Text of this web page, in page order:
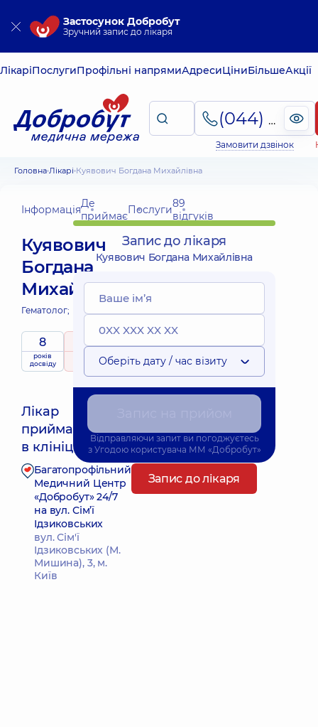
Застосунок Добробут
Зручний запис до лікаря
ЛікаріПослугиПрофільні напрямиАдресиЦіниБільшеАкції
(044) 495-2-888
Замовити дзвінок
Головна Лікарі Куявович Богдана Михайлівна
ІнформаціяДе
приймаєПослуги89
відгуків
Куявович
Богдана
Михайлівна
Гематолог;
8
років
досвіду
5 / 5
рейтингна підставі
89 відгуків
Лікар
приймає
в клініці
Найближчий час прийому: 15.08.2026 11:30
Багатопрофільний
Медичний Центр
«Добробут» 24/7
на вул. Сім’ї
Ідзиковських
вул. Сім'ї
Ідзиковських (М.
Мишина), 3, м.
Київ
Запис до лікаря
Запис до лікаря
Куявович Богдана Михайлівна
Оберіть дату / час візиту
Відправляючи запит ви погоджуєтесь
з Угодою користувача ММ «Добробут»